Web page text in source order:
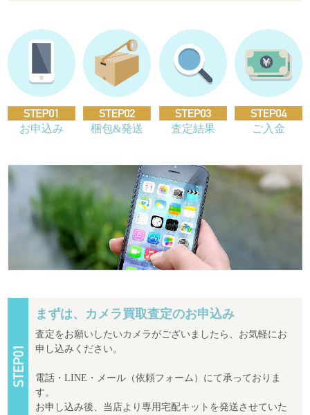
お申込み 梱包&発送 査定結果 ご入金
まずは、カメラ買取査定のお申込み
査定をお願いしたいカメラがございましたら、お気軽にお
申し込みください。
電話・LINE・メール（依頼フォーム）にて承っておりま
す。
お申し込み後、当店より専用宅配キットを発送させていた